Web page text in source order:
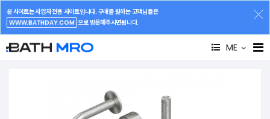
본 사이트는 사업자 전용 사이트입니다. 구매를 원하는 고객님들은
WWW.BATHDAY.COM 으로 방문해주시면됩니다.
ME